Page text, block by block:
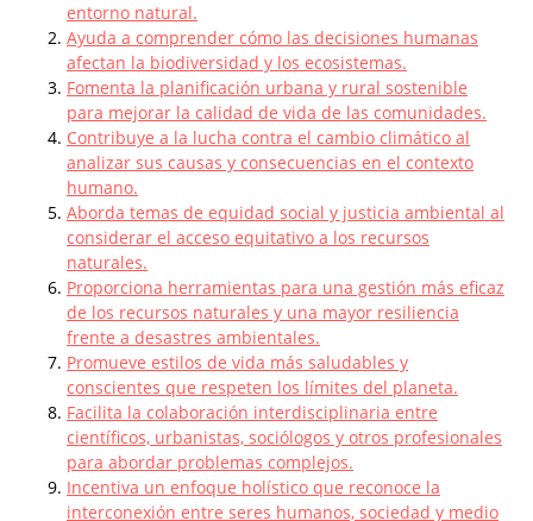
entorno natural.
Ayuda a comprender cómo las decisiones humanas
afectan la biodiversidad y los ecosistemas.
Fomenta la planificación urbana y rural sostenible
para mejorar la calidad de vida de las comunidades.
Contribuye a la lucha contra el cambio climático al
analizar sus causas y consecuencias en el contexto
humano.
Aborda temas de equidad social y justicia ambiental al
considerar el acceso equitativo a los recursos
naturales.
Proporciona herramientas para una gestión más eficaz
de los recursos naturales y una mayor resiliencia
frente a desastres ambientales.
Promueve estilos de vida más saludables y
conscientes que respeten los límites del planeta.
Facilita la colaboración interdisciplinaria entre
científicos, urbanistas, sociólogos y otros profesionales
para abordar problemas complejos.
Incentiva un enfoque holístico que reconoce la
interconexión entre seres humanos, sociedad y medio